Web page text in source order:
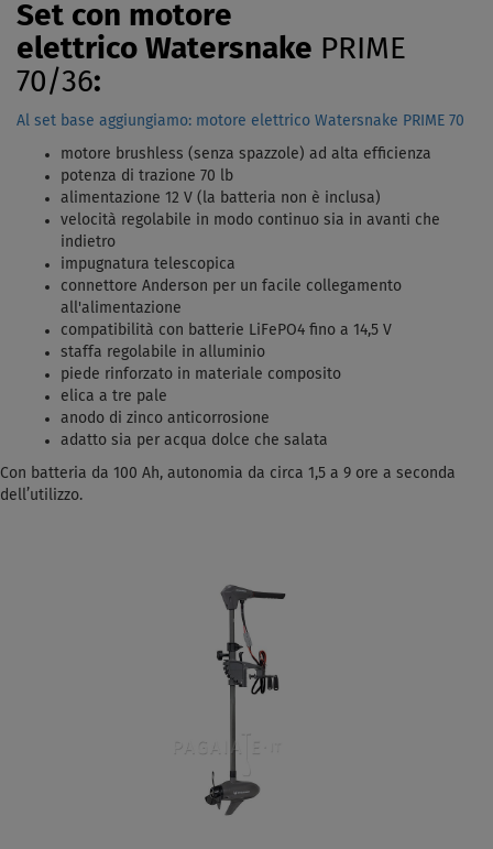
Set con motore
elettrico Watersnake PRIME
70/36:
Al set base aggiungiamo: motore elettrico Watersnake PRIME 70
motore brushless (senza spazzole) ad alta efficienza
potenza di trazione 70 lb
alimentazione 12 V (la batteria non è inclusa)
velocità regolabile in modo continuo sia in avanti che
indietro
impugnatura telescopica
connettore Anderson per un facile collegamento
all'alimentazione
compatibilità con batterie LiFePO4 fino a 14,5 V
staffa regolabile in alluminio
piede rinforzato in materiale composito
elica a tre pale
anodo di zinco anticorrosione
adatto sia per acqua dolce che salata
Con batteria da 100 Ah, autonomia da circa 1,5 a 9 ore a seconda
dell’utilizzo.